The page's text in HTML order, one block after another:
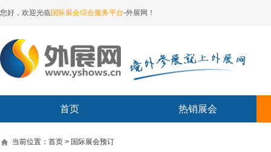
您好，欢迎光临 国际展会综合服务平台-外展网！
首页 热销展会
当前位置：首页 > 国际展会预订